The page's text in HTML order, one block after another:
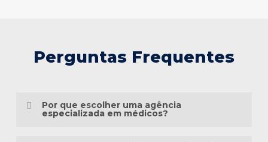
Perguntas Frequentes
Por que escolher uma agência
especializada em médicos?